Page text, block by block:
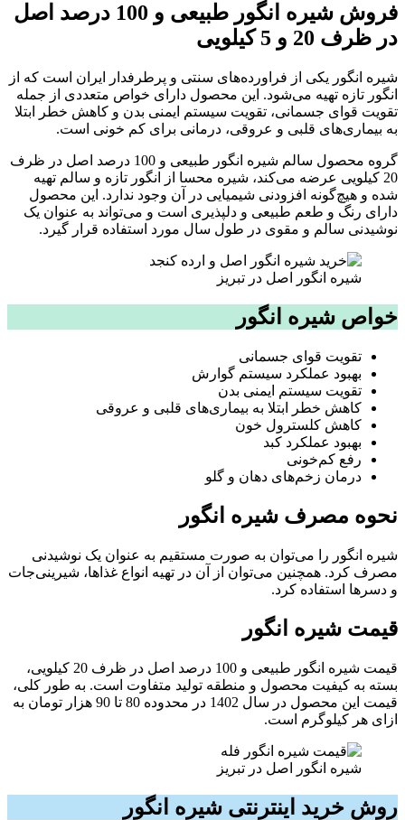
فروش شیره انگور طبیعی و 100 درصد اصل
در ظرف 20 و 5 کیلویی
شیره انگور یکی از فراورده‌های سنتی و پرطرفدار ایران است که از
انگور تازه تهیه می‌شود. این محصول دارای خواص متعددی از جمله
تقویت قوای جسمانی، تقویت سیستم ایمنی بدن و کاهش خطر ابتلا
به بیماری‌های قلبی و عروقی، درمانی برای کم خونی است.
گروه محصول سالم شیره انگور طبیعی و 100 درصد اصل در ظرف
20 کیلویی عرضه می‌کند، شیره محسا از انگور تازه و سالم تهیه
شده و هیچ‌گونه افزودنی شیمیایی در آن وجود ندارد. این محصول
دارای رنگ و طعم طبیعی و دلپذیری است و می‌تواند به عنوان یک
نوشیدنی سالم و مقوی در طول سال مورد استفاده قرار گیرد.
شیره انگور اصل در تبریز
خواص شیره انگور
تقویت قوای جسمانی
بهبود عملکرد سیستم گوارش
تقویت سیستم ایمنی بدن
کاهش خطر ابتلا به بیماری‌های قلبی و عروقی
کاهش کلسترول خون
بهبود عملکرد کبد
رفع کم‌خونی
درمان زخم‌های دهان و گلو
نحوه مصرف شیره انگور
شیره انگور را می‌توان به صورت مستقیم به عنوان یک نوشیدنی
مصرف کرد. همچنین می‌توان از آن در تهیه انواع غذاها، شیرینی‌جات
و دسرها استفاده کرد.
قیمت شیره انگور
قیمت شیره انگور طبیعی و 100 درصد اصل در ظرف 20 کیلویی،
بسته به کیفیت محصول و منطقه تولید متفاوت است. به طور کلی،
قیمت این محصول در سال 1402 در محدوده 80 تا 90 هزار تومان به
ازای هر کیلوگرم است.
شیره انگور اصل در تبریز
روش خرید اینترنتی شیره انگور